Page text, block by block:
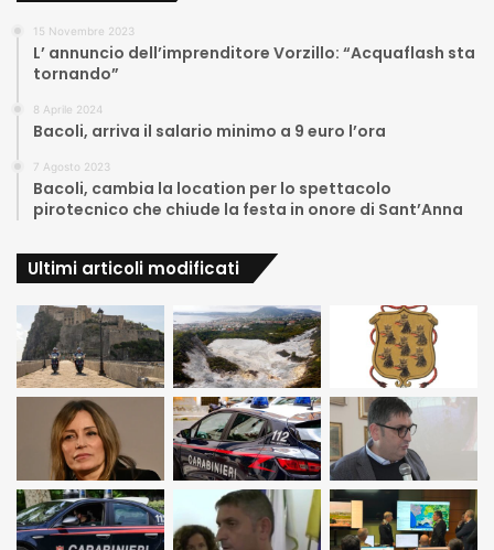
15 Novembre 2023
L’ annuncio dell’imprenditore Vorzillo: “Acquaflash sta
tornando”
8 Aprile 2024
Bacoli, arriva il salario minimo a 9 euro l’ora
7 Agosto 2023
Bacoli, cambia la location per lo spettacolo
pirotecnico che chiude la festa in onore di Sant’Anna
Ultimi articoli modificati